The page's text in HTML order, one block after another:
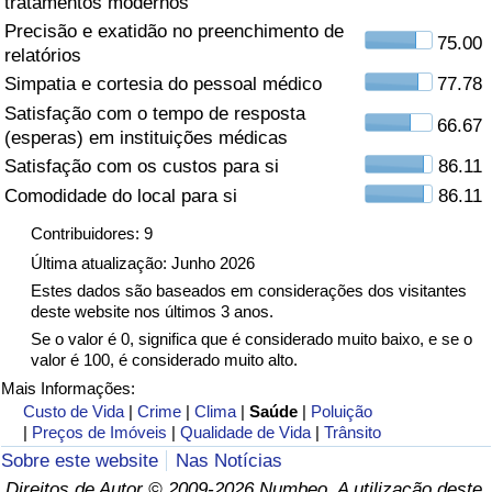
Precisão e exatidão no preenchimento de
relatórios
75.00
Simpatia e cortesia do pessoal médico
77.78
Satisfação com o tempo de resposta
(esperas) em instituições médicas
66.67
Satisfação com os custos para si
86.11
Comodidade do local para si
86.11
Contribuidores: 9
Última atualização: Junho 2026
Estes dados são baseados em considerações dos visitantes
deste website nos últimos 3 anos.
Se o valor é 0, significa que é considerado muito baixo, e se o
valor é 100, é considerado muito alto.
Mais Informações:
Custo de Vida |Crime |Clima |Saúde | Poluição
| Preços de Imóveis |Qualidade de Vida |Trânsito
Sobre este website
Nas Notícias
Saúde
Indicador de Saúde (Atual)
Indicador de Saúde
Indicador de Saúde por País
Poluição
Indicador de Poluição (Atual)
Índice de poluição
Indicador de Poluição por País
Trânsito